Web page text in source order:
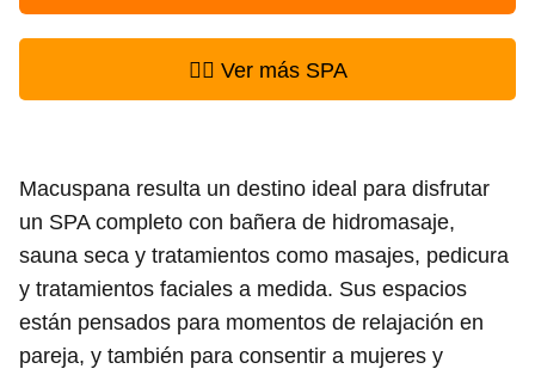
👉🏻 Ver más SPA
Macuspana resulta un destino ideal para disfrutar
un SPA completo con bañera de hidromasaje,
sauna seca y tratamientos como masajes, pedicura
y tratamientos faciales a medida. Sus espacios
están pensados para momentos de relajación en
pareja, y también para consentir a mujeres y